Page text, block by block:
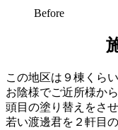
Before
この地区は９棟くら
お陰様でご近所様か
頭目の塗り替えをさ
若い渡邊君を２軒目